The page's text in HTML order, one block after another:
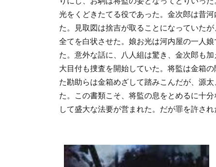
光をくどきたてる役であった。金次郎は昔
た。見取図は捨吉が取ることになっていた
全てを白状させた。娘お光は河内屋の一人
た。意外な話に、八人組は驚き、金次郎も
大目付も捜査を開始していた。将監は金箱
た勘助らは金箱めざして踏みこんだが、源
た。この書類こそ、将監の息をとめるに十
して盛大な法要が営まれた。だが罪を許さ